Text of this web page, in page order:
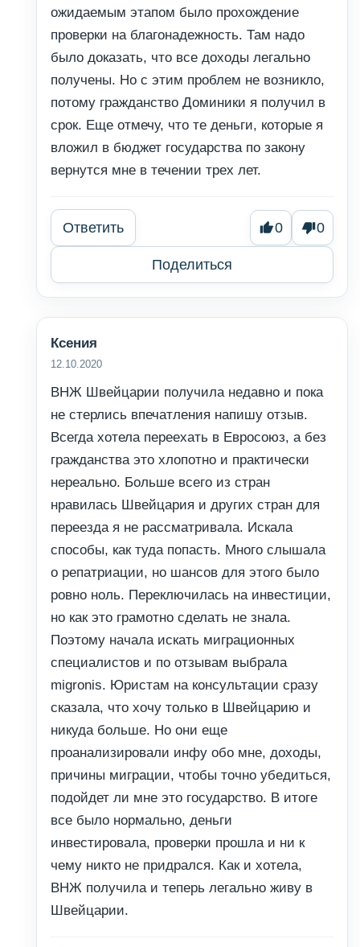
ожидаемым этапом было прохождение
проверки на благонадежность. Там надо
было доказать, что все доходы легально
получены. Но с этим проблем не возникло,
потому гражданство Доминики я получил в
срок. Еще отмечу, что те деньги, которые я
вложил в бюджет государства по закону
вернутся мне в течении трех лет.
Ответить 0 0
Поделиться
Ксения
12.10.2020
ВНЖ Швейцарии получила недавно и пока
не стерлись впечатления напишу отзыв.
Всегда хотела переехать в Евросоюз, а без
гражданства это хлопотно и практически
нереально. Больше всего из стран
нравилась Швейцария и других стран для
переезда я не рассматривала. Искала
способы, как туда попасть. Много слышала
о репатриации, но шансов для этого было
ровно ноль. Переключилась на инвестиции,
но как это грамотно сделать не знала.
Поэтому начала искать миграционных
специалистов и по отзывам выбрала
migronis. Юристам на консультации сразу
сказала, что хочу только в Швейцарию и
никуда больше. Но они еще
проанализировали инфу обо мне, доходы,
причины миграции, чтобы точно убедиться,
подойдет ли мне это государство. В итоге
все было нормально, деньги
инвестировала, проверки прошла и ни к
чему никто не придрался. Как и хотела,
ВНЖ получила и теперь легально живу в
Швейцарии.